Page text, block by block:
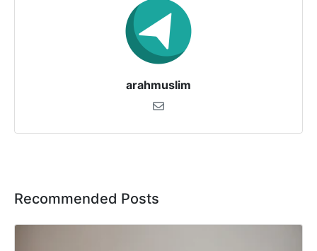
arahmuslim
Recommended Posts